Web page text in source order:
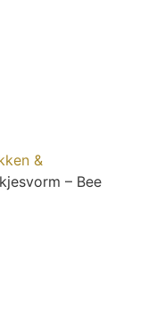
&
– Bee